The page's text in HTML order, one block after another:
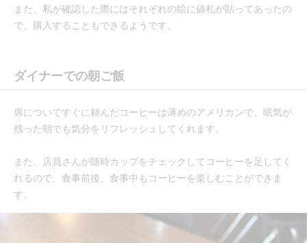
また、私が確認した際にはそれぞれの絵に値札が貼ってあったの
で、購入することもできるようです。
ダイナーでの朝ご飯
席についてすぐに頼んだコーヒーは薄めのアメリカンで、眠気が
残った朝でも気分をリフレッシュしてくれます。
また、店員さんが随時カップをチェックしてコーヒーを足してく
れるので、食事前後、食事中もコーヒーを楽しむことができま
す。